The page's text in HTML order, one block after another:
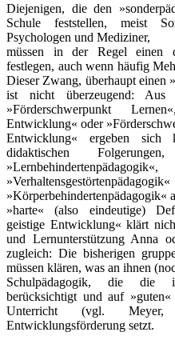
Diejenigen, die den
Schule feststellen, meist
Psychologen und Mediziner,
müssen in der Regel einen
festlegen, auch wenn häufig
Dieser Zwang, überhaupt einen
ist nicht überzeugend: Aus
»Förderschwerpunkt
Entwicklung« oder
Entwicklung« ergeben sich
didaktischen
»Körperbehindertenpädagogik«
»harte« (also eindeutige)
geistige Entwicklung« klärt
und Lernunterstützung Anna
zugleich: Die bisherigen
müssen klären, was an ihnen
Schulpädagogik, die die
berücksichtigt und auf
Unterricht (vgl.
Entwicklungsförderung setzt.